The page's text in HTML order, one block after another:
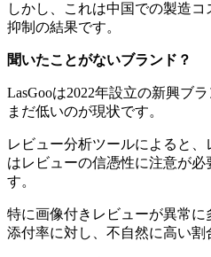
しかし、これは中国での製造
抑制の結果です。
聞いたことがないブランド？
LasGooは2022年設立の新興ブ
まだ低いのが現状です。
レビュー分析ツールによると
はレビューの信憑性に注意が必
す。
特に画像付きレビューが異常
添付率に対し、不自然に高い割